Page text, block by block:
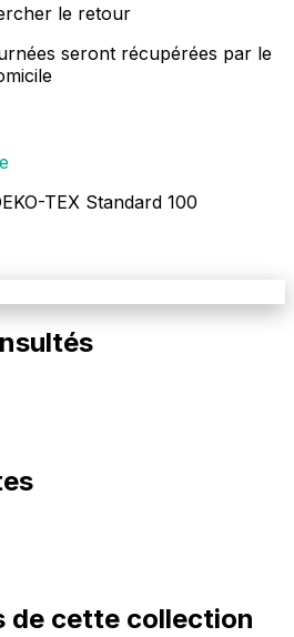
le retour
seront récupérées par le
TEX Standard 100
de cette collection